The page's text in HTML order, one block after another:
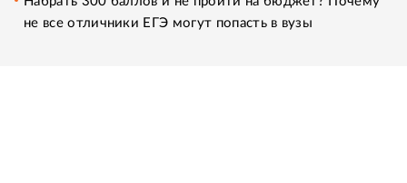
не все отличники ЕГЭ могут попасть в вузы